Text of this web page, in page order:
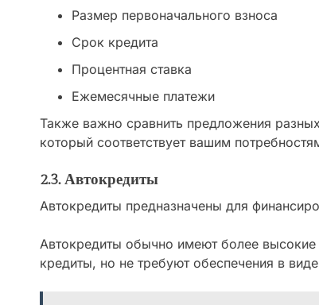
Размер первоначального взноса
Срок кредита
Процентная ставка
Ежемесячные платежи
Также важно сравнить предложения
который соответствует вашим
2.3. Автокредиты
Автокредиты предназначены для
Автокредиты обычно имеют более
кредиты, но не требуют обеспечения в